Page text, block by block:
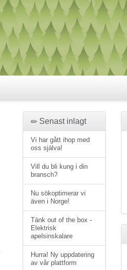
Senast inlagt
Vi har gått ihop med
oss själva!
Vill du bli kung i din
bransch?
Nu sökoptimerar vi
även i Norge!
Tänk out of the box -
Elektrisk
apelsinskalare
Hurra! Ny uppdatering
av vår plattform